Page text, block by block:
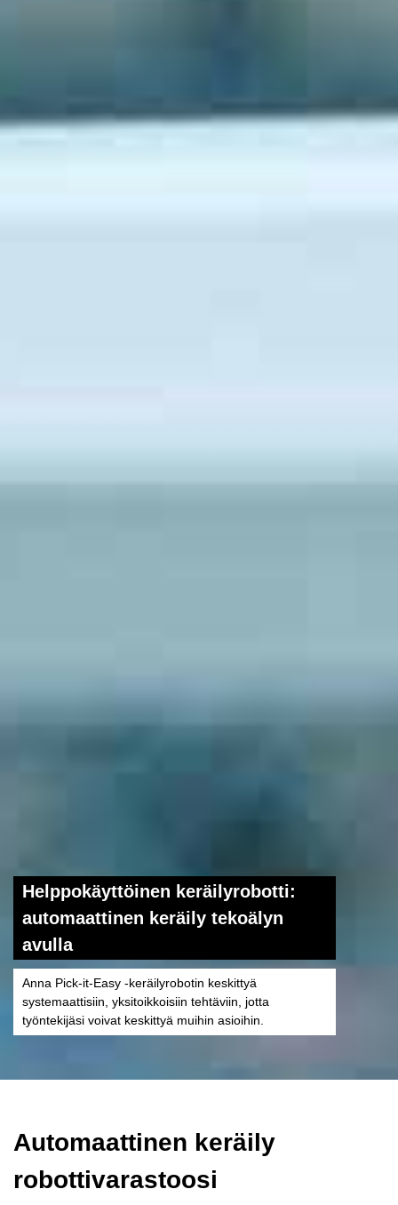
Helppokäyttöinen keräilyrobotti:
automaattinen keräily tekoälyn
avulla
Anna Pick-it-Easy -keräilyrobotin keskittyä
systemaattisiin, yksitoikkoisiin tehtäviin, jotta
työntekijäsi voivat keskittyä muihin asioihin.
Automaattinen keräily
robottivarastoosi